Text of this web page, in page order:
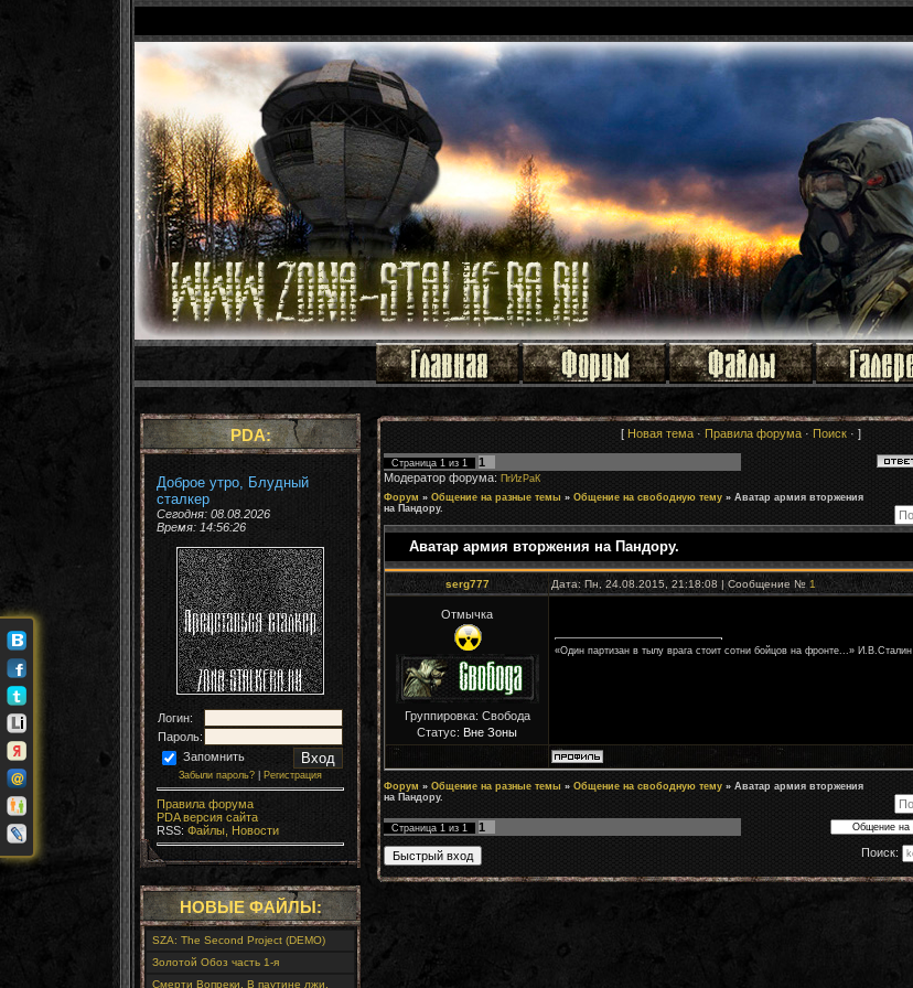
PDA:
Доброе утро, Блудный
сталкер
Сегодня: 08.08.2026
Время: 14:56:26
Логин:
Пароль:
Запомнить
Забыли пароль? Регистрация
Правила форума
PDA версия сайта
RSS: Файлы, Новости
НОВЫЕ ФАЙЛЫ:
SZA: The Second Project (DEMO)
Золотой Обоз часть 1-я
Смерти Вопреки. В паутине лжи.
[ Новая тема · Правила форума · Поиск · ]
Страница 1 из 1
1
Модератор форума: ПrИzРaК
Форум » Общение на разные темы » Общение на свободную тему » Аватар армия вторжения
на Пандору.
Аватар армия вторжения на Пандору.
serg777 Дата: Пн, 24.08.2015, 21:18:08 | Сообщение № 1
Отмычка
Группировка: Свобода
Статус: Вне Зоны
«Один партизан в тылу врага стоит сотни бойцов на фронте...» И.В.Сталин
Форум » Общение на разные темы » Общение на свободную тему » Аватар армия вторжения
на Пандору.
Страница 1 из 1
1
Поиск: